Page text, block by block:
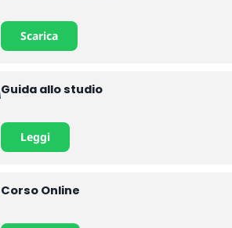
Scarica
Guida allo studio
Leggi
Corso Online